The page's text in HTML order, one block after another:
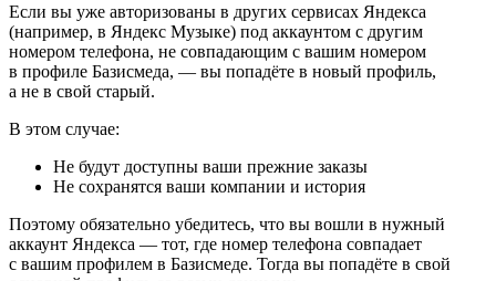
Если вы уже авторизованы в других сервисах Яндекса
(например, в Яндекс Музыке) под аккаунтом с другим
номером телефона, не совпадающим с вашим номером
в профиле Базисмеда, — вы попадёте в новый профиль,
а не в свой старый.
В этом случае:
Не будут доступны ваши прежние заказы
Не сохранятся ваши компании и история
Поэтому обязательно убедитесь, что вы вошли в нужный
аккаунт Яндекса — тот, где номер телефона совпадает
с вашим профилем в Базисмеде. Тогда вы попадёте в свой